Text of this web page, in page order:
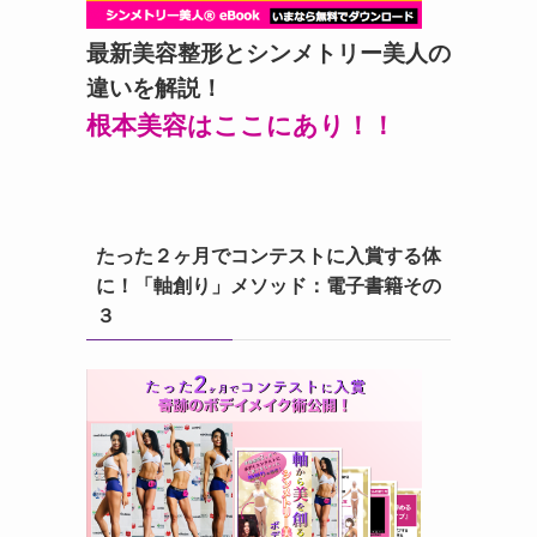
最新美容整形とシンメトリー美人の
違いを解説！
根本美容はここにあり！！
たった２ヶ月でコンテストに入賞する体
に！「軸創り」メソッド：電子書籍その
３